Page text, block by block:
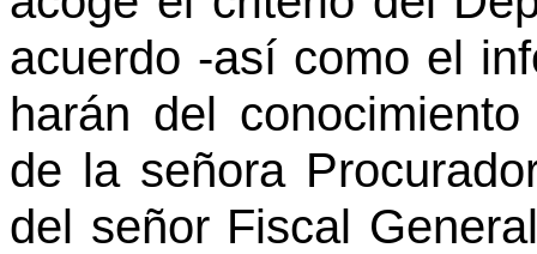
acuerdo -así como el
harán del
de la señora
del señor Fiscal